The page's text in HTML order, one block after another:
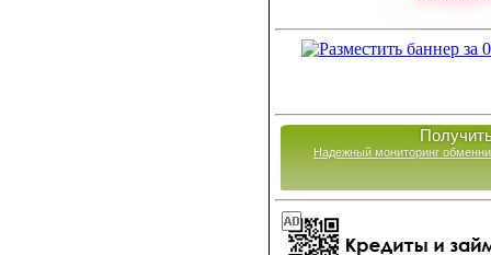
Надежный мониторинг